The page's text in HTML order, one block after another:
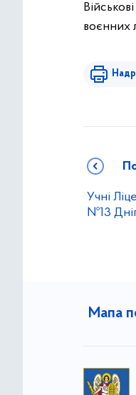
воєнних
Учні
№13
Мапа